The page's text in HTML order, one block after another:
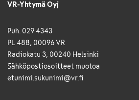
VR-Yhtymä Oyj
Puh. 029 4343
PL 488, 00096 VR
Radiokatu 3, 00240 Helsinki
Sähkö­posti­osoitteet muotoa
etunimi.sukunimi@vr.fi